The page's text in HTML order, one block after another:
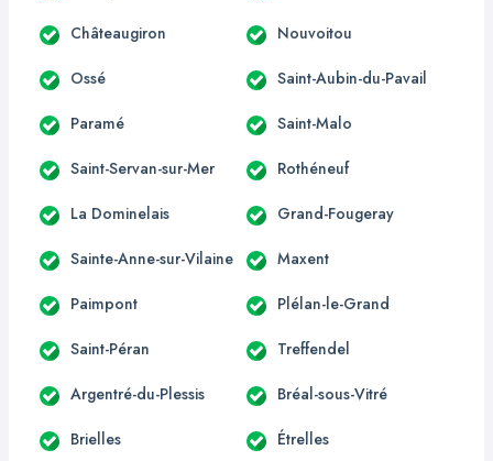
Châteaugiron Nouvoitou
Ossé Saint-Aubin-du-Pavail
Paramé Saint-Malo
Saint-Servan-sur-Mer Rothéneuf
La Dominelais Grand-Fougeray
Sainte-Anne-sur-Vilaine Maxent
Paimpont Plélan-le-Grand
Saint-Péran Treffendel
Argentré-du-Plessis Bréal-sous-Vitré
Brielles Étrelles